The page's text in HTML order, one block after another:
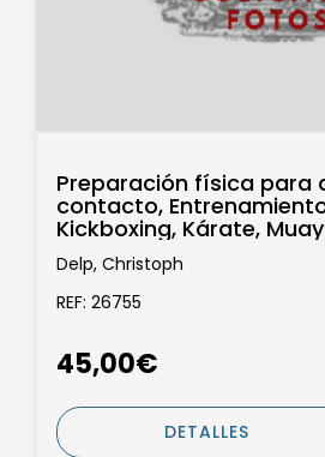
Preparación física para
contacto,
Kickboxing, Kárate,
Taekwondo
Delp, Christoph
REF: 26755
45,00€
DETALLES